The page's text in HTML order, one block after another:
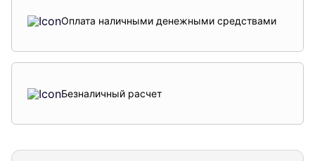
Оплата наличными денежными средствами
Безналичный расчет